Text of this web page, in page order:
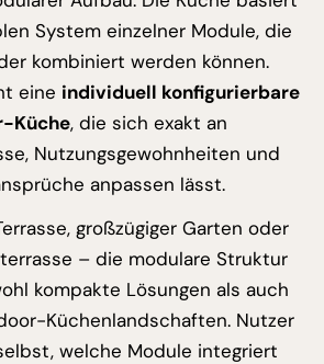
System einzelner Module, die
kombiniert werden können.
eine individuell konfigurierbare
Küche, die sich exakt an
Nutzungsgewohnheiten und
anpassen lässt.
großzügiger Garten oder
– die modulare Struktur
kompakte Lösungen als auch
Küchenlandschaften. Nutzer
welche Module integriert